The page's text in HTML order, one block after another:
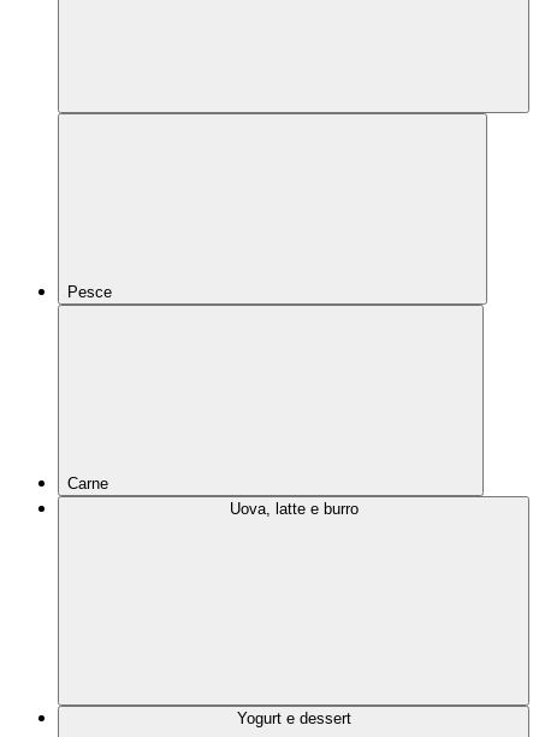
Pesce
Carne
Uova, latte e burro
Yogurt e dessert